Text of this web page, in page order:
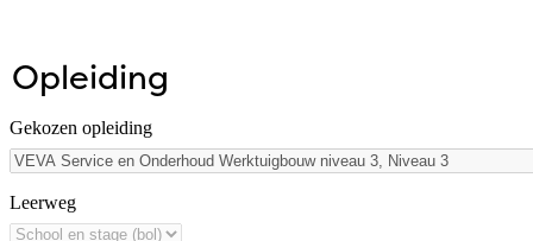
Opleiding
Gekozen opleiding
Leerweg